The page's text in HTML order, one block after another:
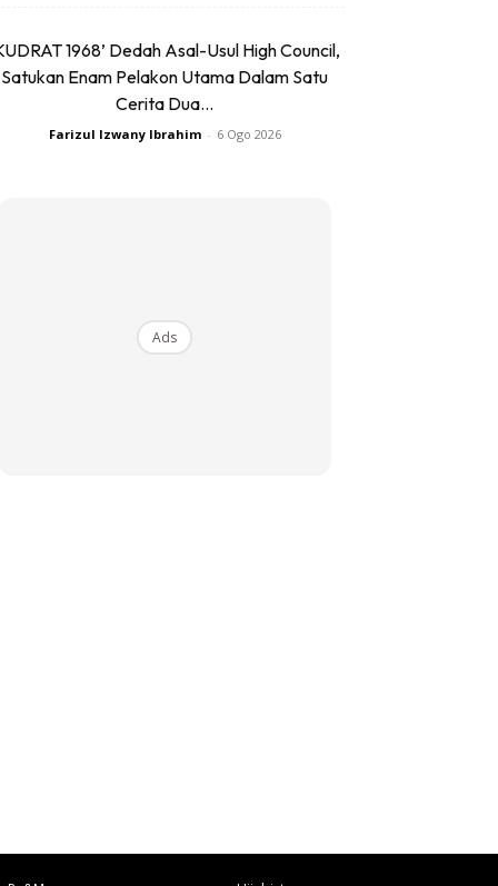
1968’ Dedah Asal-Usul High Council,
Satukan Enam Pelakon Utama Dalam Satu
Cerita Dua...
Farizul Izwany Ibrahim - 6 Ogo 2026
Ads